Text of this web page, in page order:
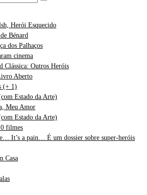
Herói Esquecido
Bénard
dos Palhaços
cinema
Clássica: Outros Heróis
Aberto
(+ 1)
Estado da Arte)
Meu Amor
Estado da Arte)
filmes
It’s a pain… É um dossier sobre super-heróis
Casa